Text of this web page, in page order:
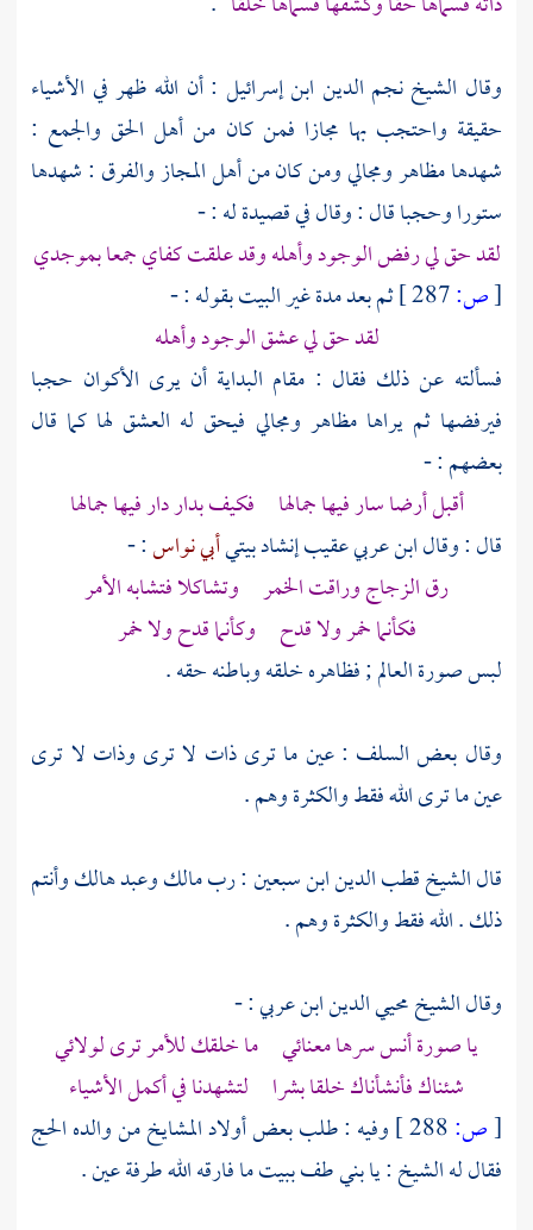
وقال الشيخ نجم الدين ابن إسرائيل : أن الله ظهر في الأشياء
حقيقة واحتجب بها مجازا فمن كان من أهل الحق والجمع :
شهدها مظاهر ومجالي ومن كان من أهل المجاز والفرق : شهدها
ستورا وحجبا قال : وقال في قصيدة له : -
لقد حق لي رفض الوجود وأهله وقد علقت كفاي جمعا بموجدي
[ص:
ثم بعد مدة غير البيت بقوله : -
لقد حق لي عشق الوجود وأهله
فسألته عن ذلك فقال : مقام البداية أن يرى الأكوان حجبا
فيرفضها ثم يراها مظاهر ومجالي فيحق له العشق لها كما قال
بعضهم : -
أقبل أرضا سار فيها جمالها فكيف بدار دار فيها جمالها
قال : وقالابن عربيعقيب إنشاد بيتيأبي نواس: -
رق الزجاج وراقت الخمر وتشاكلا فتشابه الأمر
فكأنما خمر ولا قدح وكأنما قدح ولا خمر
لبس صورة العالم ; فظاهره خلقه وباطنه حقه .
وقال بعض السلف : عين ما ترى ذات لا ترى وذات لا ترى
عين ما ترى الله فقط والكثرة وهم .
قالالشيخ قطب الدين ابن سبعين: رب مالك وعبد هالك وأنتم
ذلك . الله فقط والكثرة وهم .
وقالالشيخ محيي الدين ابن عربي: -
يا صورة أنس سرها معنائي ما خلقك للأمر ترى لولائي
شئناك فأنشأناك خلقا بشرا لتشهدنا في أكمل الأشياء
[ص:
وفيه : طلب بعض أولاد المشايخ من والده الحج
فقال له الشيخ : يا بني طف ببيت ما فارقه الله طرفة عين .